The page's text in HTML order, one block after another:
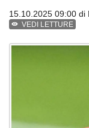
15.10.2025 09:00 di
VEDI LETTURE